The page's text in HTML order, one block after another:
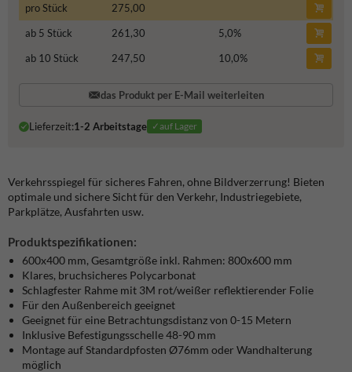
pro Stück
275,00
ab 5 Stück
261,30 5,0%
ab 10 Stück
247,50 10,0%
das Produkt per E-Mail weiterleiten
Lieferzeit:1-2 Arbeitstage ✓auf Lager
Verkehrsspiegel für sicheres Fahren, ohne Bildverzerrung! Bieten
optimale und sichere Sicht für den Verkehr, Industriegebiete,
Parkplätze, Ausfahrten usw.
Produktspezifikationen:
600x400 mm, Gesamtgröße inkl. Rahmen: 800x600 mm
Klares, bruchsicheres Polycarbonat
Schlagfester Rahme mit 3M rot/weißer reflektierender Folie
Für den Außenbereich geeignet
Geeignet für eine Betrachtungsdistanz von 0-15 Metern
Inklusive Befestigungsschelle 48-90 mm
Montage auf Standardpfosten Ø76mm oder Wandhalterung
möglich